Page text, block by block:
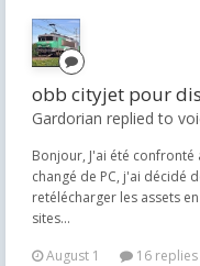
obb cityjet pour
Gardorian replied to
Bonjour, J'ai été
changé de PC, j'ai décidé
retélécharger les assets
sites...
August 1
16 replies